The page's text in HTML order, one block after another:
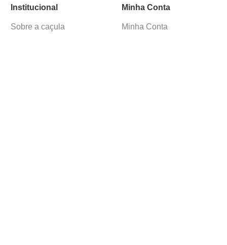
Institucional
Sobre a caçula
Minha Conta
Minha Conta